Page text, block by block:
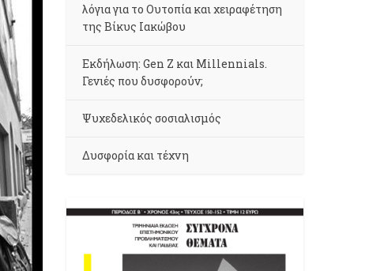
λόγια για το Ουτοπία και χειραφέτηση
της Βίκυς Ιακώβου
Εκδήλωση: Gen Z και Millennials.
Γενιές που δυσφορούν;
Ψυχεδελικός σοσιαλισμός
Δυσφορία και τέχνη